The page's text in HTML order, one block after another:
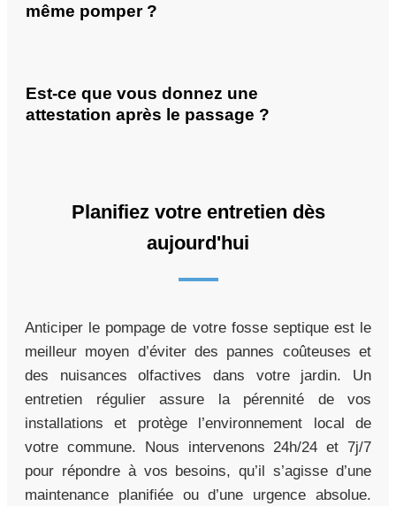
même pomper ?
Est-ce que vous donnez une
attestation après le passage ?
Planifiez votre entretien dès
aujourd'hui
Anticiper le pompage de votre fosse septique est le
meilleur moyen d’éviter des pannes coûteuses et
des nuisances olfactives dans votre jardin. Un
entretien régulier assure la pérennité de vos
installations et protège l’environnement local de
votre commune. Nous intervenons 24h/24 et 7j/7
pour répondre à vos besoins, qu’il s’agisse d’une
maintenance planifiée ou d’une urgence absolue.